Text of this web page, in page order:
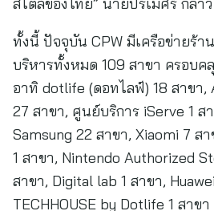
ทั้งนี้ ปัจจุบัน CPW มีเครือข่ายร้า
บริหารทั้งหมด 109 สาขา ครอบ
อาทิ dotlife (ดอทไลฟ์) 18 สาขา,
27 สาขา, ศูนย์บริการ iServe 1 ส
Samsung 22 สาขา, Xiaomi 7 ส
1 สาขา, Nintendo Authorized
สาขา, Digital lab 1 สาขา,
TECHHOUSE by Dotlife 1 สาข